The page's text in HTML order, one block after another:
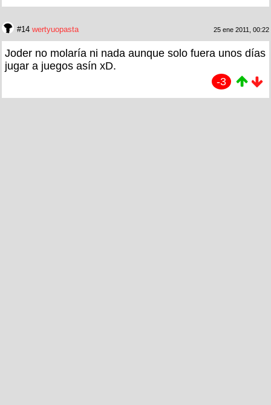
#14 wertyuopasta 25 ene 2011, 00:22
Joder no molaría ni nada aunque solo fuera unos días
jugar a juegos asín xD.
-3